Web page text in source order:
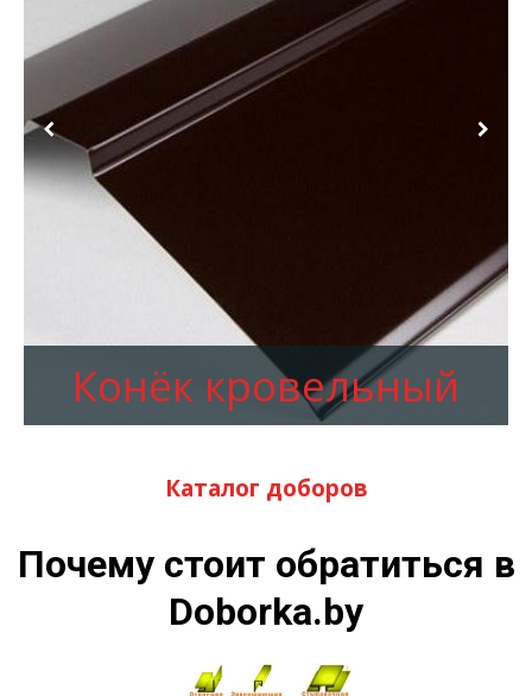
Конёк кровельный
Каталог доборов
Почему стоит обратиться в
Doborka.by